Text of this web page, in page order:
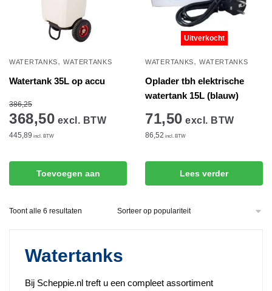
WATERTANKS,WATERTANKS
Watertank 35L op accu
386,25
368,50 excl. BTW
445,89 incl. BTW
Toevoegen aan
Uitverkocht
WATERTANKS,WATERTANKS
Oplader tbh elektrische
watertank 15L (blauw)
71,50 excl. BTW
86,52 incl. BTW
Lees verder
Toont alle 6 resultaten Gesorteerd
Watertanks
Bij Scheppie.nl treft u een compleet assortiment